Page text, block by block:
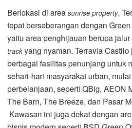
Berlokasi di area sunrise property,
tepat berseberangan dengan
yaitu area penghijauan berupa
track yang nyaman. Terravia
berbagai fasilitas penunjang untuk
sehari-hari masyarakat urban,
perbelanjaan, seperti QBig, AEON
The Barn, The Breeze, dan Pasar
Kawasan ini juga dekat dengan